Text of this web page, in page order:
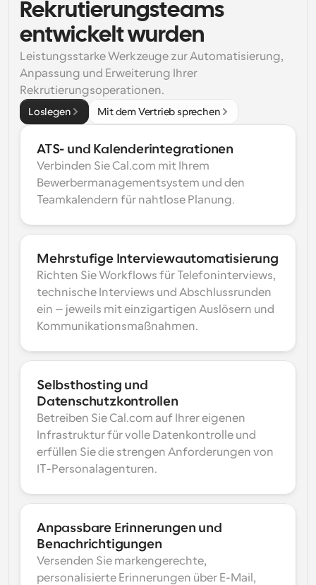
Rekrutierungsteams
entwickelt wurden
Leistungsstarke Werkzeuge zur Automatisierung,
Anpassung und Erweiterung Ihrer
Rekrutierungsoperationen.
Loslegen Mit dem Vertrieb sprechen
ATS- und Kalenderintegrationen
Verbinden Sie Cal.com mit Ihrem
Bewerbermanagementsystem und den
Teamkalendern für nahtlose Planung.
Mehrstufige Interviewautomatisierung
Richten Sie Workflows für Telefoninterviews,
technische Interviews und Abschlussrunden
ein – jeweils mit einzigartigen Auslösern und
Kommunikationsmaßnahmen.
Selbsthosting und
Datenschutzkontrollen
Betreiben Sie Cal.com auf Ihrer eigenen
Infrastruktur für volle Datenkontrolle und
erfüllen Sie die strengen Anforderungen von
IT-Personalagenturen.
Anpassbare Erinnerungen und
Benachrichtigungen
Versenden Sie markengerechte,
personalisierte Erinnerungen über E-Mail,